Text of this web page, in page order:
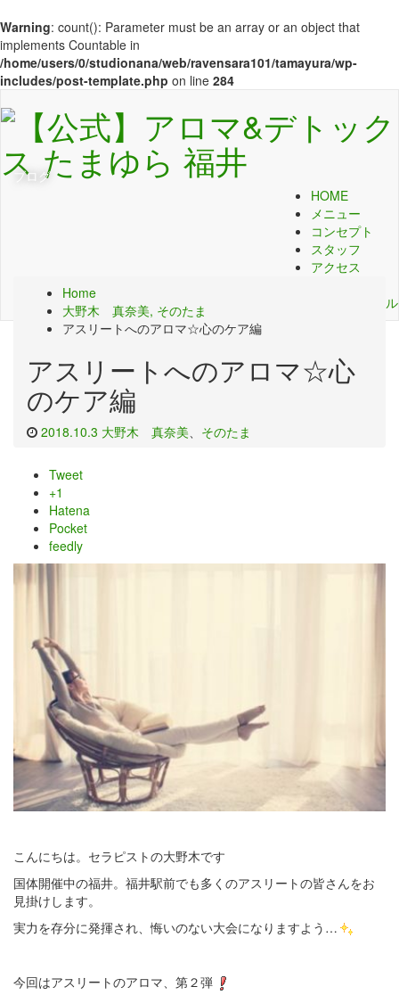
Warning: count(): Parameter must be an array or an object that
implements Countable in
/home/users/0/studionana/web/ravensara101/tamayura/wp-
includes/post-template.php on line 284
HOME
メニュー
コンセプト
スタッフ
アクセス
アロマスクール
ブログ
Home
大野木 真奈美, そのたま
アスリートへのアロマ☆心のケア編
アスリートへのアロマ☆心
のケア編
2018.10.3 大野木 真奈美、 そのたま
Tweet
+1
Hatena
Pocket
feedly
こんにちは。セラピストの大野木です
国体開催中の福井。福井駅前でも多くのアスリートの皆さんをお
見掛けします。
実力を存分に発揮され、悔いのない大会になりますよう…
今回はアスリートのアロマ、第２弾